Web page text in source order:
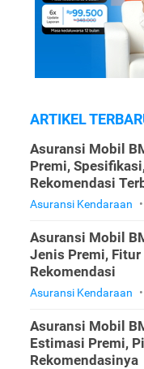
ARTIKEL
Asuransi Mobil
Premi,
Rekomendasi
Asuransi Kendaraan •
Asuransi Mobil
Jenis Premi, Fitur
Rekomendasi
Asuransi Kendaraan •
Asuransi Mobil
Estimasi Premi,
Rekomendasinya